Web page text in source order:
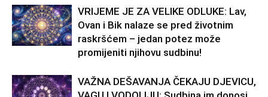
VRIJEME JE ZA VELIKE ODLUKE: Lav,
Ovan i Bik nalaze se pred životnim
raskršćem – jedan potez može
promijeniti njihovu sudbinu!
VAŽNA DEŠAVANJA ČEKAJU DJEVICU,